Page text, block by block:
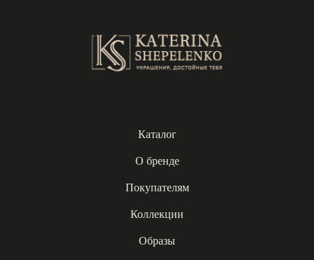
Каталог
О бренде
Покупателям
Коллекции
Образы